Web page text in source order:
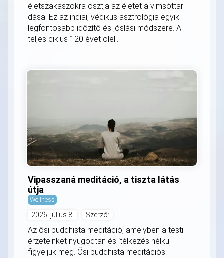
életszakaszokra osztja az életet a vimsóttari
dása. Ez az indiai, védikus asztrológia egyik
legfontosabb időzítő és jóslási módszere. A
teljes ciklus 120 évet ölel...
Vipasszaná meditáció, a tiszta látás
útja
Wellness
2026. július 8. Szerző:
Az ősi buddhista meditáció, amelyben a testi
érzeteinket nyugodtan és ítélkezés nélkül
figyeljük meg. Ősi buddhista meditációs